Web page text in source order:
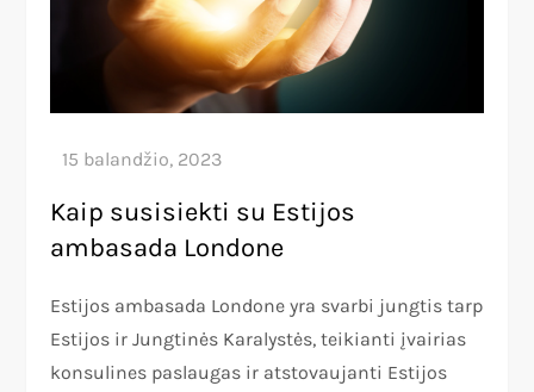
Kaip susisiekti su Estijos
ambasada Londone
Estijos ambasada Londone yra svarbi jungtis tarp
Estijos ir Jungtinės Karalystės, teikianti įvairias
konsulines paslaugas ir atstovaujanti Estijos